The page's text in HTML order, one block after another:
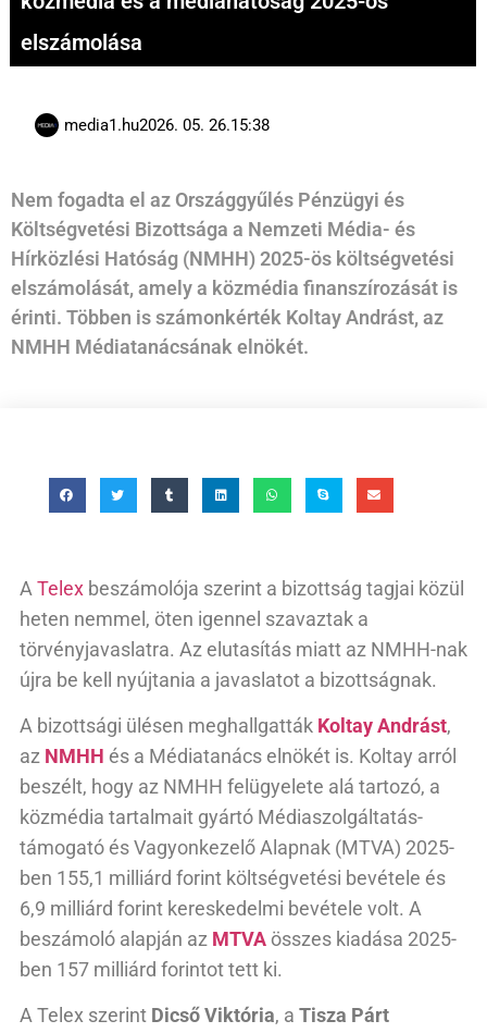
elszámolása
media1.hu2026. 05. 26.15:38
Nem fogadta el az Országgyűlés Pénzügyi és
Költségvetési Bizottsága a Nemzeti Média- és
Hírközlési Hatóság (NMHH) 2025-ös költségvetési
elszámolását, amely a közmédia finanszírozását is
érinti. Többen is számonkérték Koltay Andrást, az
NMHH Médiatanácsának elnökét.
A Telex beszámolója szerint a bizottság tagjai közül
heten nemmel, öten igennel szavaztak a
törvényjavaslatra. Az elutasítás miatt az NMHH-nak
újra be kell nyújtania a javaslatot a bizottságnak.
A bizottsági ülésen meghallgatták Koltay Andrást,
az NMHH és a Médiatanács elnökét is. Koltay arról
beszélt, hogy az NMHH felügyelete alá tartozó, a
közmédia tartalmait gyártó Médiaszolgáltatás-
támogató és Vagyonkezelő Alapnak (MTVA) 2025-
ben 155,1 milliárd forint költségvetési bevétele és
6,9 milliárd forint kereskedelmi bevétele volt. A
beszámoló alapján az MTVA összes kiadása 2025-
ben 157 milliárd forintot tett ki.
A Telex szerint Dicső Viktória, a Tisza Párt